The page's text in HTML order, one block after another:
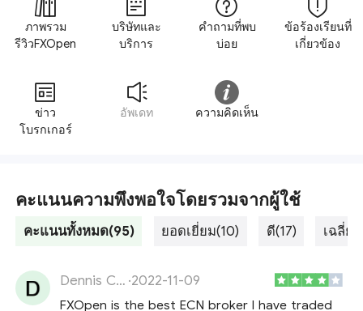
ภาพรวม
รีวิวFXOpen
บริษัทและ
บริการ
คำถามที่พบ
บ่อย
ข้อร้องเรียนที่
เกี่ยวข้อง
ข่าว
โบรกเกอร์
อัพเดท ความคิดเห็น
คะแนนความพึงพอใจโดยรวมจากผู้ใช้
คะแนนทั้งหมด(95) ยอดเยี่ยม(10) ดี(17) เฉลี่ย
Dennis Christoforidis ·2022-11-09
FXOpen is the best ECN broker I have traded